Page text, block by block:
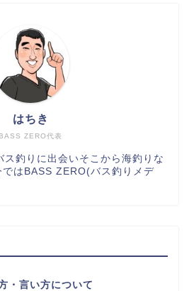
BASS ZERO代表
はちき
ス釣りに出会いそこから海釣りな
ではBASS ZERO(バス釣りメデ
・言い方について